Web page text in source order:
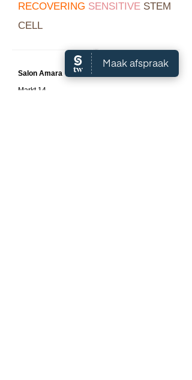
RECOVERING SENSITIVE STEM
CELL
Salon Amara
Markt 14